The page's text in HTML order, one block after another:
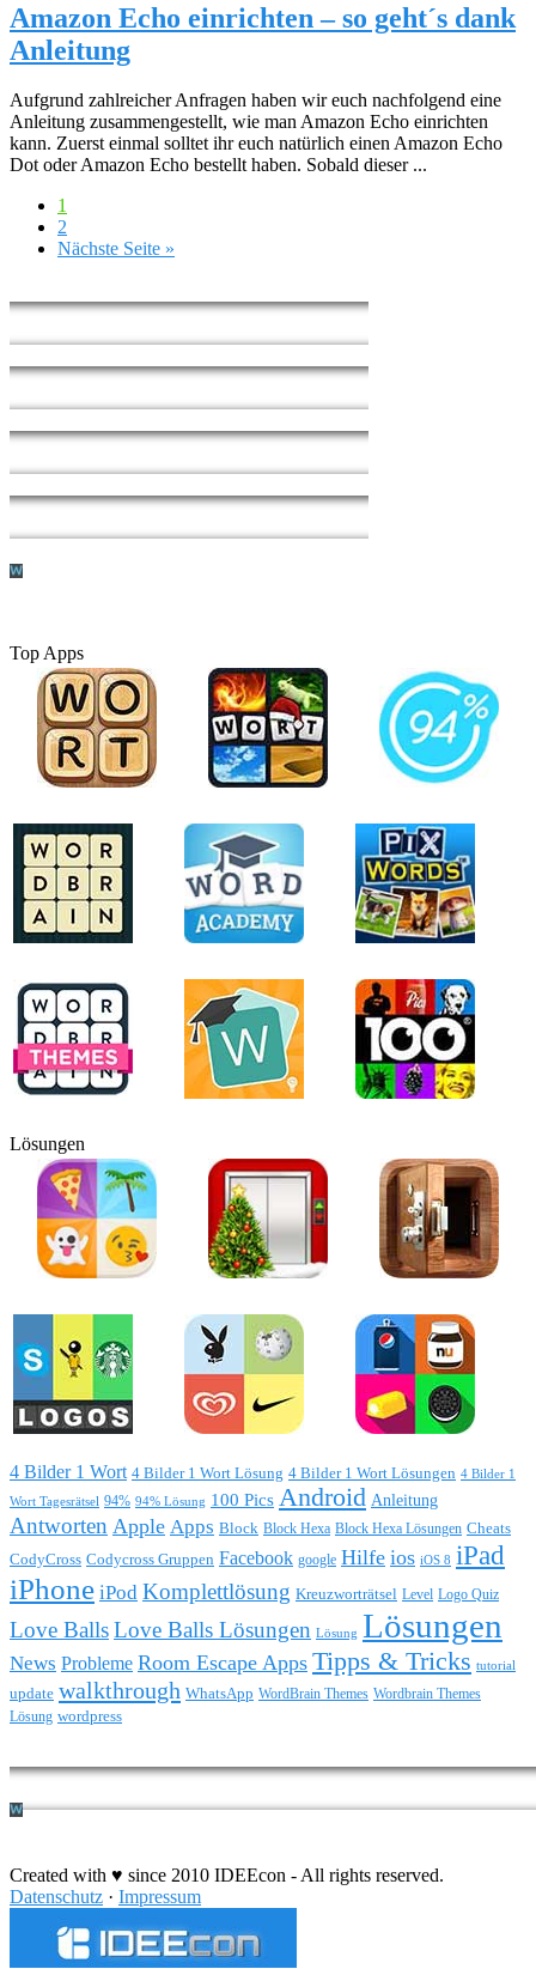
Amazon Echo einrichten – so geht´s dank
Anleitung
Aufgrund zahlreicher Anfragen haben wir euch nachfolgend eine
Anleitung zusammengestellt, wie man Amazon Echo einrichten
kann. Zuerst einmal solltet ihr euch natürlich einen Amazon Echo
Dot oder Amazon Echo bestellt haben. Sobald dieser ...
1
2
Nächste Seite »
Top Apps
Lösungen
4 Bilder 1 Wort 4 Bilder 1 Wort Lösung 4 Bilder 1 Wort Lösungen 4 Bilder 1
Wort Tagesrätsel 94% 94% Lösung 100 Pics Android Anleitung
Antworten Apple Apps Block Block Hexa Block Hexa Lösungen Cheats
CodyCross Codycross Gruppen Facebook google Hilfe ios iOS 8 iPad
iPhone iPod Komplettlösung Kreuzworträtsel Level Logo Quiz
Love BallsLove Balls Lösungen Lösung Lösungen
News Probleme Room Escape Apps Tipps & Tricks tutorial
update walkthrough WhatsApp WordBrain Themes Wordbrain Themes
Lösung wordpress
Created with ♥ since 2010 IDEEcon - All rights reserved.
Datenschutz · Impressum